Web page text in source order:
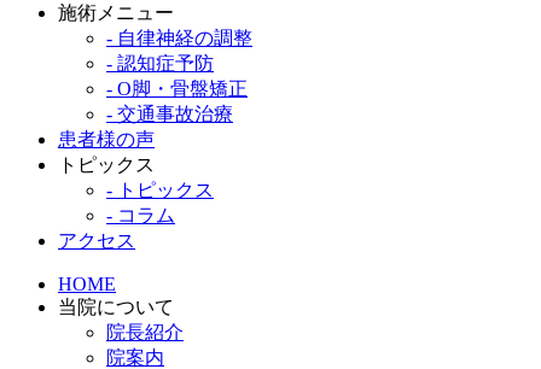
施術メニュー
- 自律神経の調整
- 認知症予防
- O脚・骨盤矯正
- 交通事故治療
患者様の声
トピックス
- トピックス
- コラム
アクセス
HOME
当院について
院長紹介
院案内